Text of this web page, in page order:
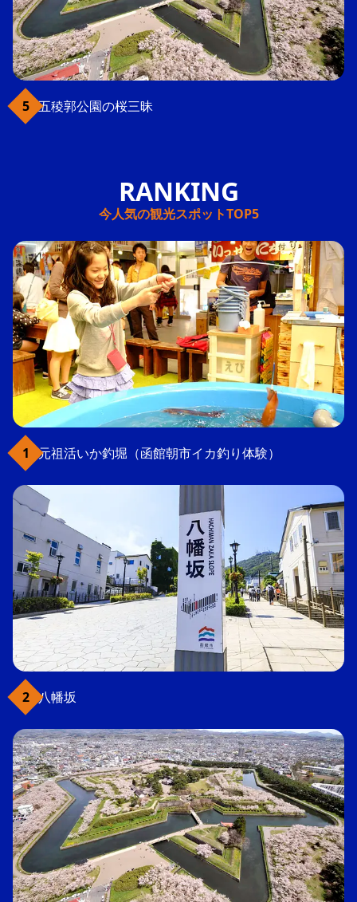
五稜郭公園の桜三昧
今人気の観光スポットTOP5
元祖活いか釣堀（函館朝市イカ釣り体験）
八幡坂